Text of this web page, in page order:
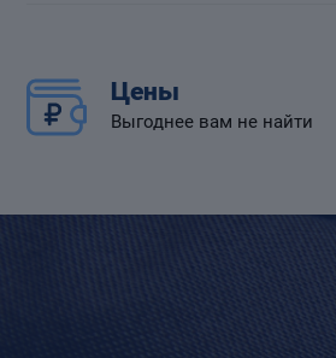
Цены
Выгоднее вам не найти